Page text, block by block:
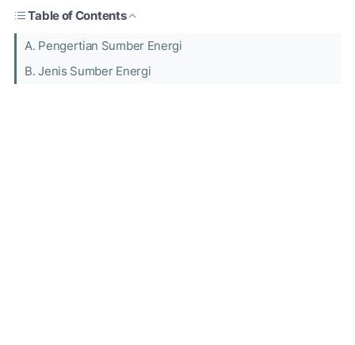
Table of Contents
A. Pengertian Sumber Energi
B. Jenis Sumber Energi